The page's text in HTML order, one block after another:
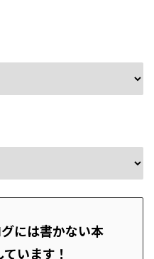
には書かない本
います！